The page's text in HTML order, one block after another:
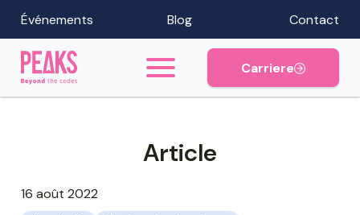
Événements Blog Contact
Carriere
Article
16 août 2022